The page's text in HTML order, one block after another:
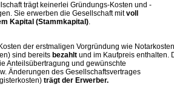
trägt keinerlei Gründungs-Kosten und -
Sie erwerben die Gesellschaft mitvoll
Kapital (Stammkapital).
der erstmaligen Vorgründung wie Notarkosten
sind bereits bezahlt und im Kaufpreis enthalten.
Anteilsübertragung und gewünschte
Änderungen des Gesellschaftsvertrages
trägt der Erwerber.